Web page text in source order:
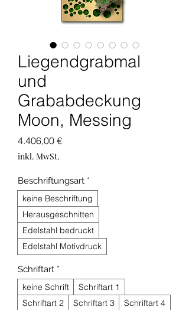
Liegendgrabmal
und
Grababdeckung
Moon, Messing
4.406,00 €Preis
inkl. MwSt.
Beschriftungsart *
keine Beschriftung
Herausgeschnitten
Edelstahl bedruckt
Edelstahl Motivdruck
Schriftart *
keine Schrift
Schriftart 1
Schriftart 2
Schriftart 3
Schriftart 4